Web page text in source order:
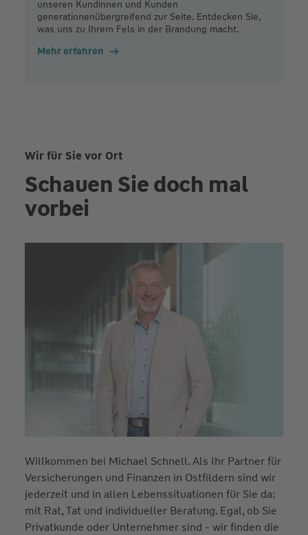
unseren Kundinnen und Kunden
generationenübergreifend zur Seite. Entdecken Sie,
was uns zu Ihrem Fels in der Brandung macht.
Mehr erfahren
Wir für Sie vor Ort
Schauen Sie doch mal
vorbei
Willkommen bei Michael Schnell. Als Ihr Partner für
Versicherungen und Finanzen in Ostfildern sind wir
jederzeit und in allen Lebenssituationen für Sie da:
mit Rat, Tat und individueller Beratung. Egal, ob Sie
Privatkunde oder Unternehmer sind - wir finden die